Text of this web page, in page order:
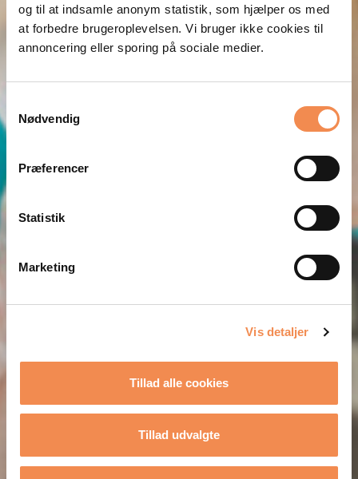
og til at indsamle anonym statistik, som hjælper os med
at forbedre brugeroplevelsen. Vi bruger ikke cookies til
annoncering eller sporing på sociale medier.
Nødvendig
Præferencer
Statistik
Marketing
Vis detaljer
Tillad alle cookies
Tillad udvalgte
DM i Fagene. Vi sætter konkurrencen godt i
gang og hjælper, hvis der opstår tekniske
henblik på at booke et event allerede nu.
Navn
Telefon(Påkrævet)